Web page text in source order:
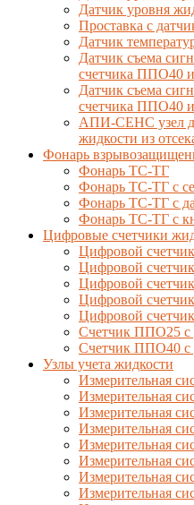
Датчик уровня
Проставка с
Датчик
Датчик съема
счетчика ППО40
Датчик съема
счетчика ППО40
АПИ-СЕНС узел
жидкости из
Фонарь
Фонарь ТС-ТГ
Фонарь ТС-ТГ с
Фонарь ТС-ТГ с
Фонарь ТС-ТГ с
Цифровые счетчики
Цифровой
Цифровой
Цифровой
Цифровой
Цифровой
Счетчик ППО25
Счетчик ППО40
Узлы учета жидкости
Измерительная
Измерительная
Измерительная
Измерительная
Измерительная
Измерительная
Измерительная
Измерительная